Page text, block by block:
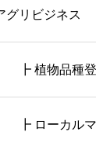
グリビジネス
┣ 植物品種登
ス相談室
┣ ローカルマ